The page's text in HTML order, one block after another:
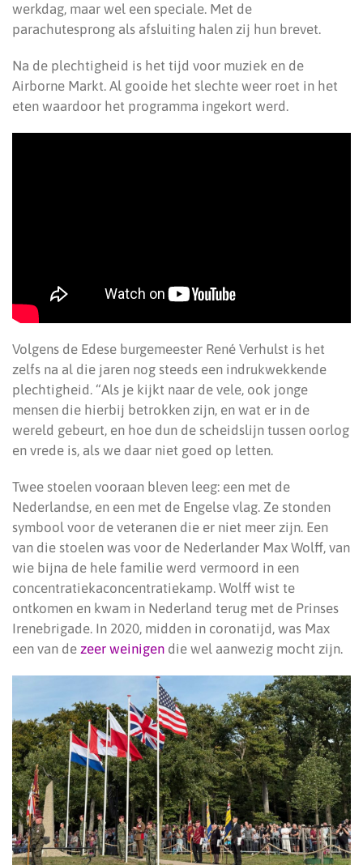
werkdag, maar wel een speciale. Met de
parachutesprong als afsluiting halen zij hun brevet.
Na de plechtigheid is het tijd voor muziek en de
Airborne Markt. Al gooide het slechte weer roet in het
eten waardoor het programma ingekort werd.
Volgens de Edese burgemeester René Verhulst is het
zelfs na al die jaren nog steeds een indrukwekkende
plechtigheid. “Als je kijkt naar de vele, ook jonge
mensen die hierbij betrokken zijn, en wat er in de
wereld gebeurt, en hoe dun de scheidslijn tussen oorlog
en vrede is, als we daar niet goed op letten.
Twee stoelen vooraan bleven leeg: een met de
Nederlandse, en een met de Engelse vlag. Ze stonden
symbool voor de veteranen die er niet meer zijn. Een
van die stoelen was voor de Nederlander Max Wolff, van
wie bijna de hele familie werd vermoord in een
concentratiekaconcentratiekamp. Wolff wist te
ontkomen en kwam in Nederland terug met de Prinses
Irenebrigade. In 2020, midden in coronatijd, was Max
een van de zeer weinigen die wel aanwezig mocht zijn.